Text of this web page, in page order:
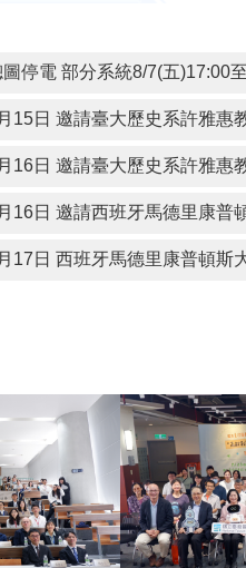
圖停電 部分系統8/7(五)17:00
15日 邀請臺大歷史系許雅
16日 邀請臺大歷史系許雅
16日 邀請西班牙馬德里康
17日 西班牙馬德里康普頓